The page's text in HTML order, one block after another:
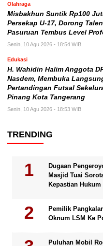
Olahraga
Misbakhun Suntik Rp100
Persekap U-17, Dorong
Pasuruan Tembus Level
Senin, 10 Agu 2026 - 18:54 WIB
Edukasi
H. Wahidin Halim Anggota
Nasdem, Membuka
Pertandingan Futsal
Pinang Kota Tangerang
Senin, 10 Agu 2026 - 18:53 WIB
TRENDING
Dugaan
Masjid Tuai
Kepastian Hukum
Pemilik
Oknum LSM Ke
Puluhan Mobil